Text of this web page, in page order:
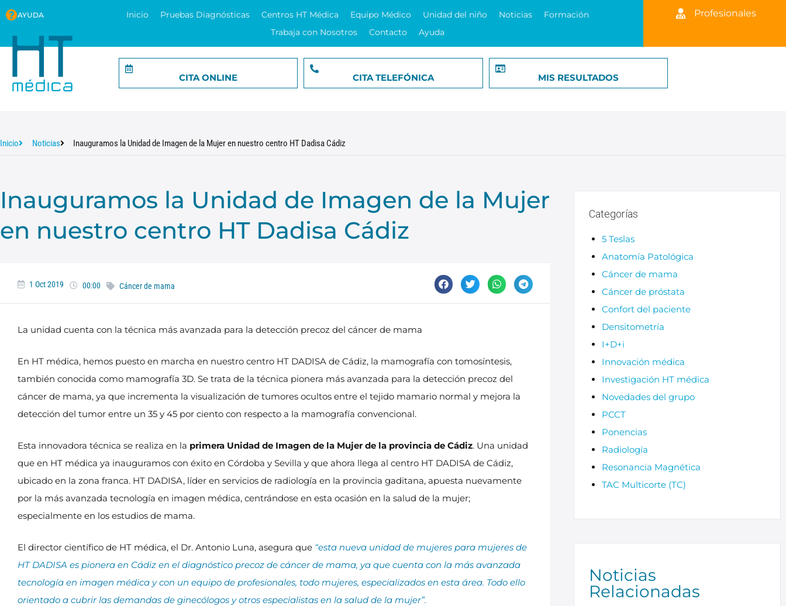
AYUDA Inicio Pruebas Diagnósticas Centros HT Médica Equipo Médico Unidad del niño Noticias
Formación
Trabaja con Nosotros
Contacto Ayuda
Profesionales
CITA ONLINE CITA TELEFÓNICA MIS RESULTADOS
Inicio Noticias Inauguramos la Unidad de Imagen de la Mujer en nuestro centro HT Dadisa Cádiz
Inauguramos la Unidad de Imagen de la Mujer
en nuestro centro HT Dadisa Cádiz
1 Oct 2019 00:00 Cáncer de mama
La unidad cuenta con la técnica más avanzada para la detección precoz del cáncer de mama
En HT médica, hemos puesto en marcha en nuestro centro HT DADISA de Cádiz, la mamografía con tomosíntesis,
también conocida como mamografía 3D. Se trata de la técnica pionera más avanzada para la detección precoz del
cáncer de mama, ya que incrementa la visualización de tumores ocultos entre el tejido mamario normal y mejora la
detección del tumor entre un 35 y 45 por ciento con respecto a la mamografía convencional.
Esta innovadora técnica se realiza en la primera Unidad de Imagen de la Mujer de la provincia de Cádiz. Una unidad
que en HT médica ya inauguramos con éxito en Córdoba y Sevilla y que ahora llega al centro HT DADISA de Cádiz,
ubicado en la zona franca. HT DADISA, líder en servicios de radiología en la provincia gaditana, apuesta nuevamente
por la más avanzada tecnología en imagen médica, centrándose en esta ocasión en la salud de la mujer;
especialmente en los estudios de mama.
El director científico de HT médica, el Dr. Antonio Luna, asegura que “esta nueva unidad de mujeres para mujeres de
HT DADISA es pionera en Cádiz en el diagnóstico precoz de cáncer de mama, ya que cuenta con la más avanzada
tecnología en imagen médica y con un equipo de profesionales, todo mujeres, especializados en esta área. Todo ello
orientado a cubrir las demandas de ginecólogos y otros especialistas en la salud de la mujer”.
Categorías
5 Teslas
Anatomía Patológica
Cáncer de mama
Cáncer de próstata
Confort del paciente
Densitometría
I+D+i
Innovación médica
Investigación HT médica
Novedades del grupo
PCCT
Ponencias
Radiología
Resonancia Magnética
TAC Multicorte (TC)
Noticias
Relacionadas